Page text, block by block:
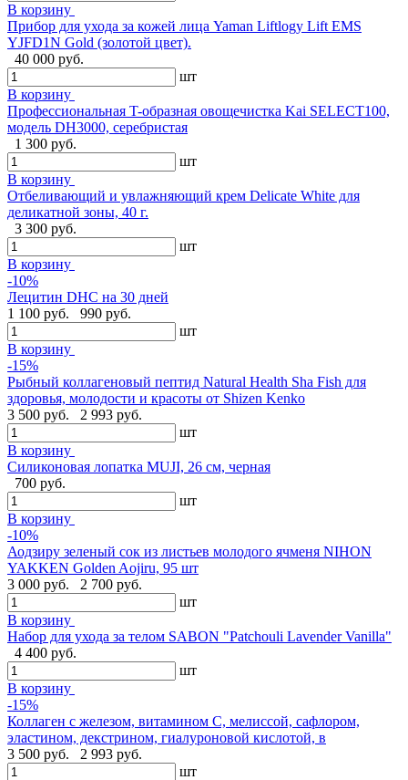
В корзину
Прибор для ухода за кожей лица Yaman Liftlogy Lift EMS
YJFD1N Gold (золотой цвет).
40 000 руб.
шт
В корзину
Профессиональная T-образная овощечистка Kai SELECT100,
модель DH3000, серебристая
1 300 руб.
шт
В корзину
Отбеливающий и увлажняющий крем Delicate White для
деликатной зоны, 40 г.
3 300 руб.
шт
В корзину
-10%
Лецитин DHC на 30 дней
1 100 руб.
990 руб.
шт
В корзину
-15%
Рыбный коллагеновый пептид Natural Health Sha Fish для
здоровья, молодости и красоты от Shizen Kenko
3 500 руб.
2 993 руб.
шт
В корзину
Силиконовая лопатка MUJI, 26 см, черная
700 руб.
шт
В корзину
-10%
Аодзиру зеленый сок из листьев молодого ячменя NIHON
YAKKEN Golden Aojiru, 95 шт
3 000 руб.
2 700 руб.
шт
В корзину
Набор для ухода за телом SABON "Patchouli Lavender Vanilla"
4 400 руб.
шт
В корзину
-15%
Коллаген с железом, витамином C, мелиссой, сафлором,
эластином, декстрином, гиалуроновой кислотой, в
3 500 руб.
2 993 руб.
шт